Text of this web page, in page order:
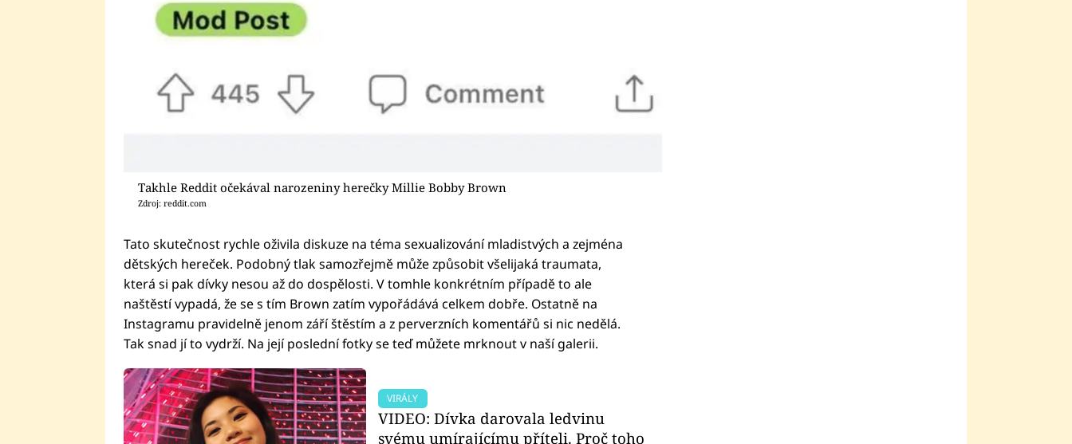
Takhle Reddit očekával narozeniny herečky Millie Bobby Brown
Zdroj: reddit.com
Tato skutečnost rychle oživila diskuze na téma sexualizování mladistvých a zejména
dětských hereček. Podobný tlak samozřejmě může způsobit všelijaká traumata,
která si pak dívky nesou až do dospělosti. V tomhle konkrétním případě to ale
naštěstí vypadá, že se s tím Brown zatím vypořádává celkem dobře. Ostatně na
Instagramu pravidelně jenom září štěstím a z perverzních komentářů si nic nedělá.
Tak snad jí to vydrží. Na její poslední fotky se teď můžete mrknout v naší galerii.
VIRÁLY
VIDEO: Dívka darovala ledvinu
svému umírajícímu příteli. Proč toho